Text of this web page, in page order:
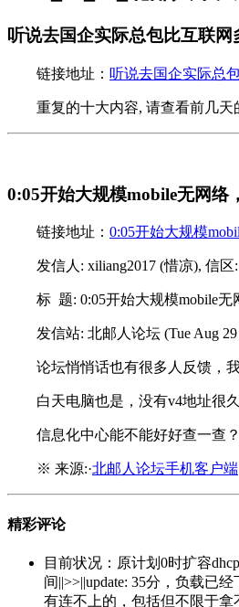
听说去国企实际总包比互联
链接地址： 听说去国企实际总
重复的十大内容, 请查看前几天
0:05开始大规模mobile无网络
链接地址： 0:05开始大规模
发信人: xiliang2017 (惜凉), 信区
标 题: 0:05开始大规模mobile
发信站: 北邮人论坛 (Tue Aug
论坛悄悄话也有很多人反馈，
白天电脑也是，没有v4地址很
信息化中心能不能好好查一查
※ 来源:·北邮人论坛手机客户端
精彩评论
目前状况：原计划0时扩容
间||>>||update: 35分，负载已
有连不上的，包括但不限于拿